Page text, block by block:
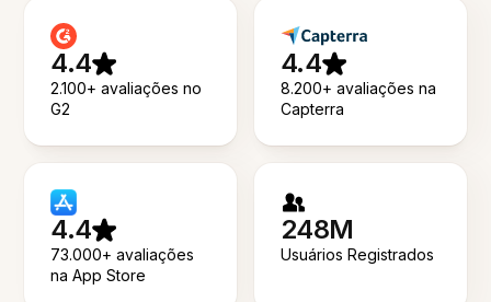
4.4
2.100+ avaliações no
G2
4.4
8.200+ avaliações na
Capterra
4.4
73.000+ avaliações
na App Store
248M
Usuários Registrados